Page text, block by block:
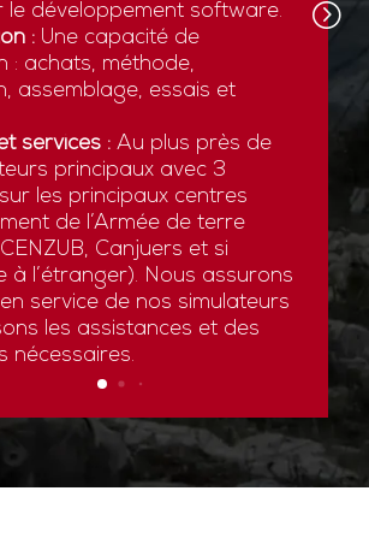
le développement software.
:Une capacité de
: achats, méthode,
assemblage, essais et
services :Au plus près de
principaux avec 3
les principaux centres
de l’Armée de terre
CENZUB, Canjuers et si
à l’étranger). Nous assurons
service de nos simulateurs
les assistances et des
nécessaires.